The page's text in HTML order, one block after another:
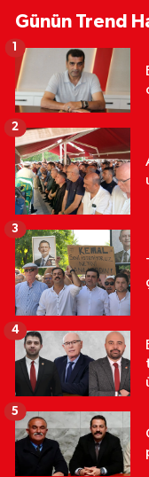
Günün Trend
2
3
4
5